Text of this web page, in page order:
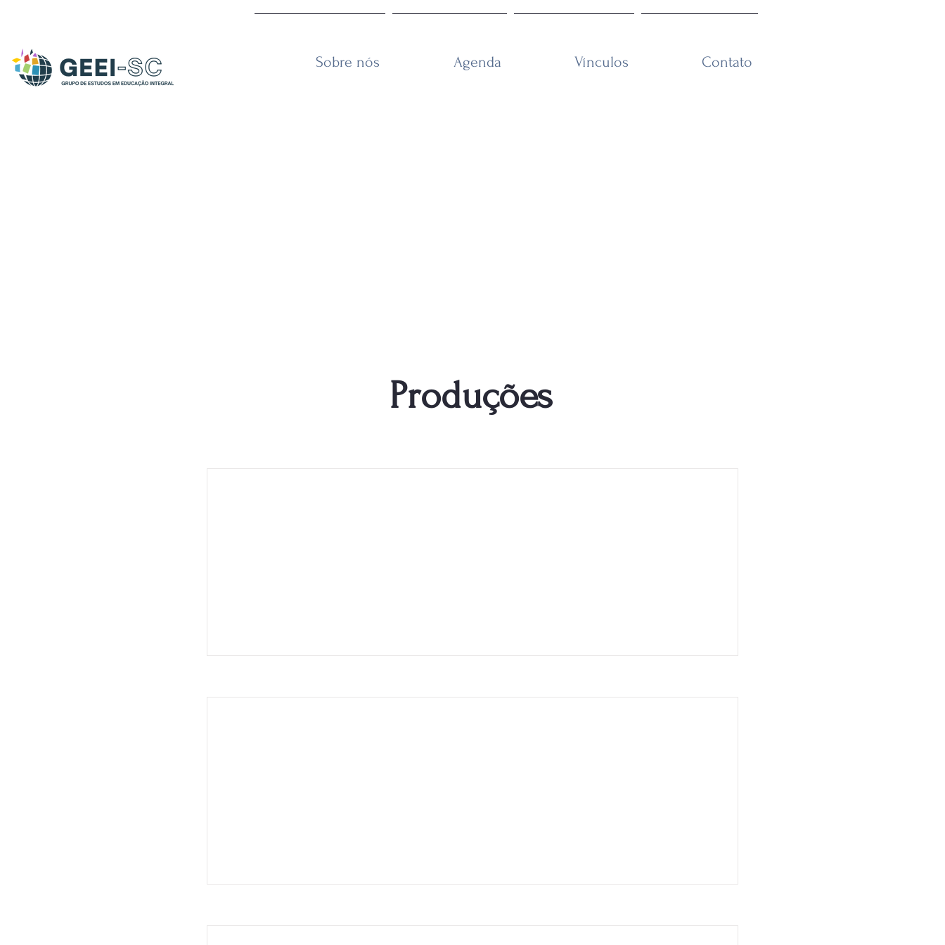
Sobre nós Agenda Vínculos Contato
Produções